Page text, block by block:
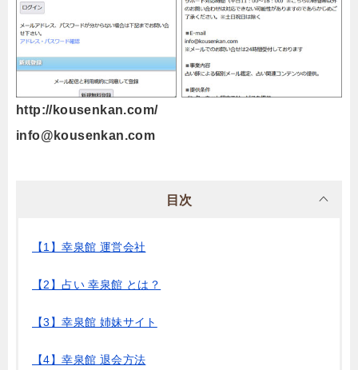
http://kousenkan.com/
info@kousenkan.com
目次
【1】幸泉館 運営会社
【2】占い 幸泉館 とは？
【3】幸泉館 姉妹サイト
【4】幸泉館 退会方法